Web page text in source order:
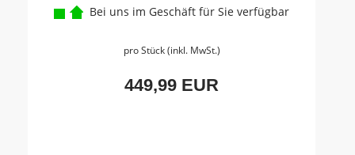
Bei uns im Geschäft für Sie verfügbar
pro Stück (inkl. MwSt.)
449,99 EUR